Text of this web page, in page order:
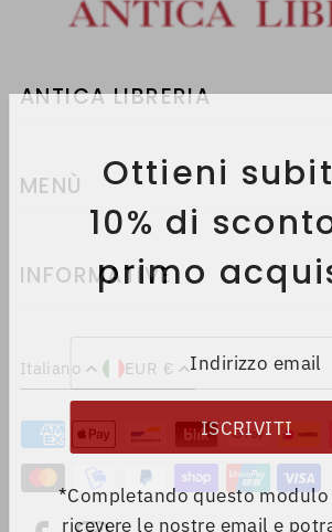
ANTICA LIBRERIA
MENÙ
INFORMATIVE
Italiano EUR €
Ottieni
10% di
primo
*Completando questo
ricevere le nostre email e